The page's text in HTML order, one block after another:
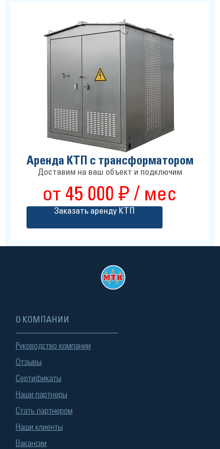
Аренда КТП с трансформатором
Доставим на ваш объект и подключим
от 45 000 ₽ / мес
Заказать аренду КТП
О КОМПАНИИ
Руководство компании
Отзывы
Сертификаты
Наши партнеры
Стать партнером
Наши клиенты
Вакансии